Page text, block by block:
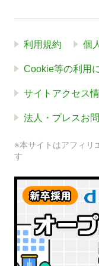
利用規約 個
Cookie等の利用
サイトアクセス
法人・プレスお
※本サイトはアフィリ
す